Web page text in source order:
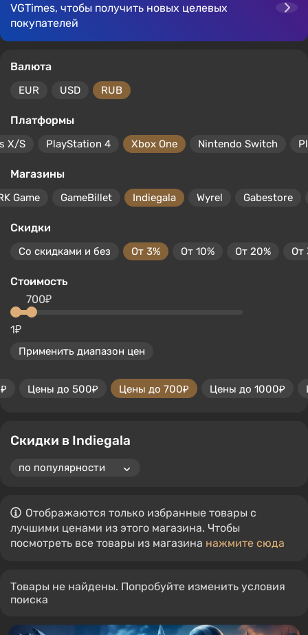
VGTimes, чтобы получить новых целевых
покупателей
Валюта
EUR USD RUB
Платформы
X/S PlayStation 4 Xbox One Nintendo Switch
Магазины
Game GameBillet Indiegala Wyrel Gabestore
Скидки
Со скидками и без От 3% От 10% От 20% От
Стоимость
1₽
700₽
Применить диапазон цен
Цены до 500₽ Цены до 700₽ Цены до 1000₽
Скидки в Indiegala
Отображаются только избранные товары с
лучшими ценами из этого магазина. Чтобы
посмотреть все товары из магазина нажмите сюда
Товары не найдены. Попробуйте изменить условия
поиска